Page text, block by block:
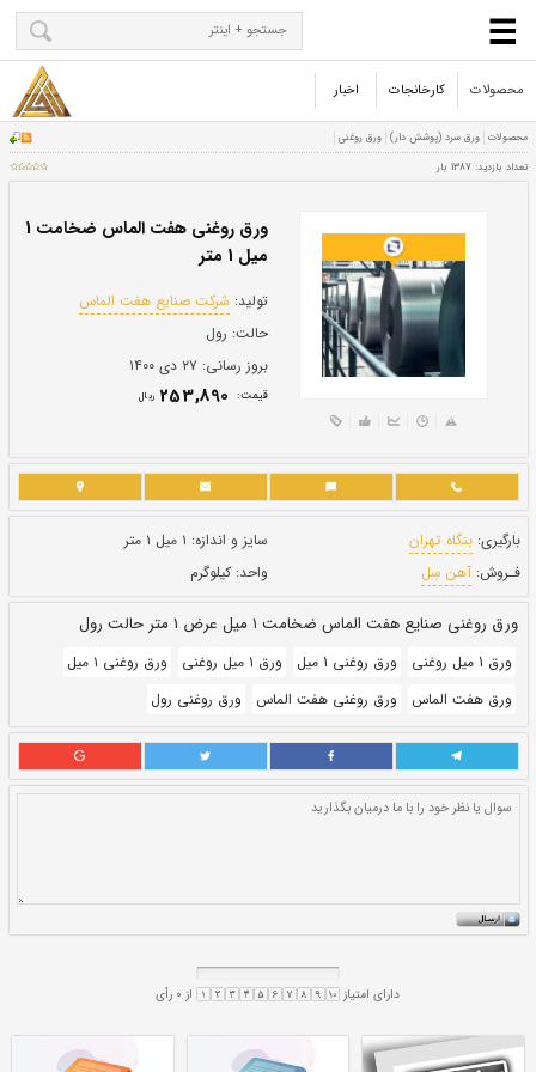
محصولات کارخانجات اخبار
میل 1 متر
تولید:شرکت صنایع هفت الماس
حالت:
بروز رسانی: ۲۷ دی ۱۴۰۰
قيمت: 253,890ريال
سایز و اندازه:۱ میل ۱ متر
متر حالت رول